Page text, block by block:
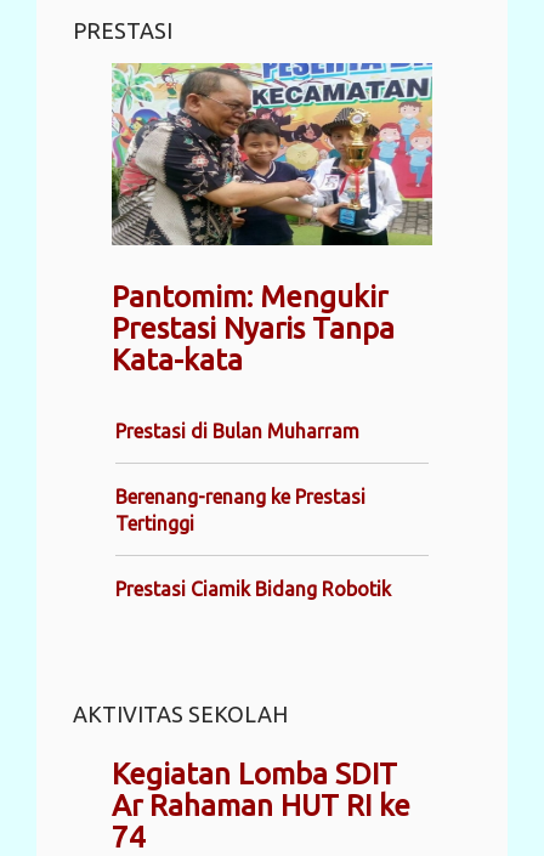
PRESTASI
Pantomim: Mengukir
Prestasi Nyaris Tanpa
Kata-kata
Prestasi di Bulan Muharram
Berenang-renang ke Prestasi
Tertinggi
Prestasi Ciamik Bidang Robotik
AKTIVITAS SEKOLAH
Kegiatan Lomba SDIT
Ar Rahaman HUT RI ke
74